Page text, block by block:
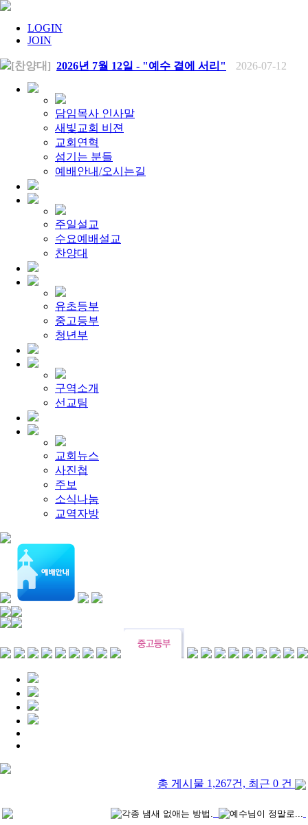
LOGIN
JOIN
[찬양대] 2026년 7월 12일 - "예수 곁에 서리"
2026-07-12
[찬양대]
[주일설교]
[찬양대]
2026년 6월 28일 - "주의 손에 나의 손을 포개고"
[주일설교] 하나님의 손이 임하므로
2026년 6월 21일 - "왕이신 나의 하나님"
[찬양대]
2026년 6월 7일 - "은혜 아니면"
[주일설교] 하나님이 도우십니다
[주일설교] 발에 신을 벗으라
[찬양대]
[주일설교]
[찬양대]
2026년 5월 24일 - "온 땅이여 여호와께"
[주일설교] 오래된 사랑
[찬양대]
2026년 5월 17일 - "우리가 지금은 나그네 되어도"
[주일설교] 하나님이 일하십니다
[찬양대]
2026년 5월 10일 - "하나님은 나의 아버지"
[주일설교]
[찬양대]
[주일설교]
[찬양대]
2026년 4월 26일 - "주가 지키시리라"
[주일설교] 멈추지 마세요
[찬양대]
2026년 4월 19일 - "여겨주심으로"
[찬양대]
2026년 4월 12일 - "믿음의 눈으로"
[찬양대]
[주일설교]
[찬양대]
2026년 7월 26일 - "온전한 믿음"
[찬양대]
2026년 7월 19일 - "오 놀라운 복음"
[주일설교] 회개하는 에스라
[주일설교] 백성의 범죄와 에스라의 애통
담임목사 인사말
새빛교회 비젼
교회연혁
섬기는 분들
예배안내/오시는길
주일설교
수요예배설교
찬양대
유초등부
중고등부
청년부
구역소개
선교팀
교회뉴스
사진첩
주보
소식나눔
교역자방
총 게시물 1,267건, 최근 0 건